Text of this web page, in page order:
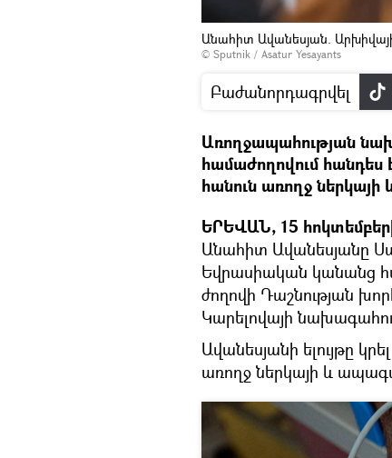
Անահիտ Ավանեսյան.
© Sputnik / Asatur Yesayants
Բաժանորդագրվել
Առողջապահության
համաժողովում հանդես
հանուն առողջ ներկայի
ԵՐԵՎԱՆ, 15
Անահիտ Ավանեսյանը
Եվրասիական կանանց
ժողովի Դաշնության
Կարելովայի
Ավանեսյանի ելույթը
առողջ ներկայի և